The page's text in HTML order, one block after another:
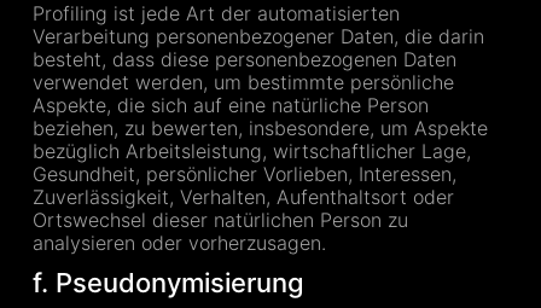
Profiling ist jede Art der automatisierten
Verarbeitung personenbezogener Daten, die darin
besteht, dass diese personenbezogenen Daten
verwendet werden, um bestimmte persönliche
Aspekte, die sich auf eine natürliche Person
beziehen, zu bewerten, insbesondere, um Aspekte
bezüglich Arbeitsleistung, wirtschaftlicher Lage,
Gesundheit, persönlicher Vorlieben, Interessen,
Zuverlässigkeit, Verhalten, Aufenthaltsort oder
Ortswechsel dieser natürlichen Person zu
analysieren oder vorherzusagen.
f. Pseudonymisierung